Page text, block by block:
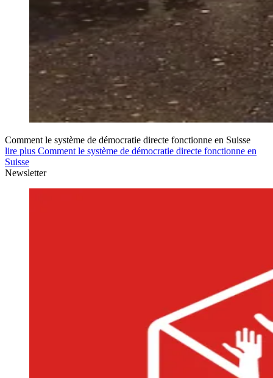
Comment le système de démocratie directe fonctionne en Suisse
lire plus Comment le système de démocratie directe fonctionne en
Suisse
Newsletter